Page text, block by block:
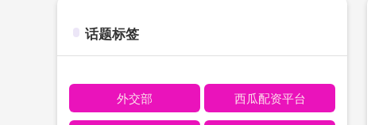
话题标签
外交部 西瓜配资平台